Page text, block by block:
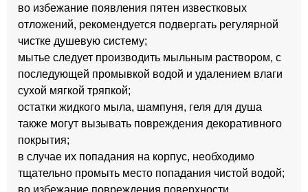
во избежание появления пятен известковых
отложений, рекомендуется подвергать регулярной
чистке душевую систему;
мытье следует производить мыльным раствором, с
последующей промывкой водой и удалением влаги
сухой мягкой тряпкой;
остатки жидкого мыла, шампуня, геля для душа
также могут вызывать повреждения декоративного
покрытия;
в случае их попадания на корпус, необходимо
тщательно промыть место попадания чистой водой;
во избежание повреждения поверхности,